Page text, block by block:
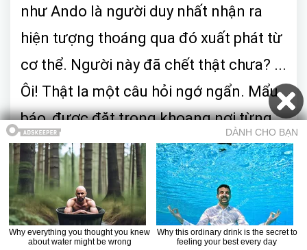
Trở về truyện Chương trước Mục lục Chương sau Truyện ma
như Ando là người duy nhất nhận ra
hiện tượng thoáng qua đó xuất phát từ
cơ thể. Người này đã chết thật chưa? ...
Ôi! Thật la một câu hỏi ngớ ngẩn. Mẩu
báo, được đặt trong khoang nơi từng
chứa ruột, đã trồi lên, khiến cho bụng
từ từ nâng lên hạ xuống. Ando lấy làm
lạ tại sao những người trợ lý và hai viên
cảnh sát lại không nhận ra.